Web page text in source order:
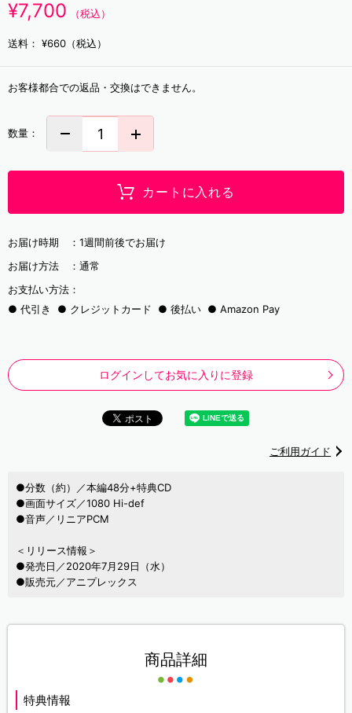
¥7,700 （税込）
送料： ¥660（税込）
お客様都合での返品・交換はできません。
数量：
カートに入れる
お届け時期 ： 1週間前後でお届け
お届け方法 ： 通常
お支払い方法：
代引き
クレジットカード 後払い Amazon Pay
ログインしてお気に入りに登録
ご利用ガイド
●分数（約）／本編48分+特典CD
●画面サイズ／1080 Hi-def
●音声／リニアPCM
＜リリース情報＞
●発売日／2020年7月29日（水）
●販売元／アニプレックス
商品詳細
特典情報